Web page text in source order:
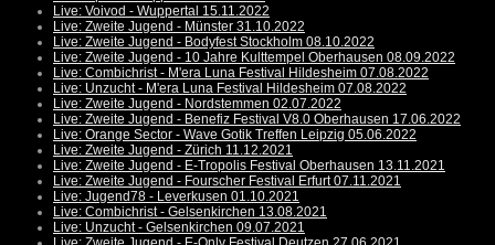
Live: Voivod - Wuppertal 15.11.2022
Live: Zweite Jugend - Münster 31.10.2022
Live: Zweite Jugend - Bodyfest Stockholm 08.10.2022
Live: Zweite Jugend - 10 Jahre Kulttempel Oberhausen 08.09.2022
Live: Combichrist - M'era Luna Festival Hildesheim 07.08.2022
Live: Unzucht - M'era Luna Festival Hildesheim 07.08.2022
Live: Zweite Jugend - Nordstemmen 02.07.2022
Live: Zweite Jugend - Benefiz Festival V8.0 Oberhausen 17.06.2022
Live: Orange Sector - Wave Gotik Treffen Leipzig 05.06.2022
Live: Zweite Jugend - Zürich 11.12.2021
Live: Zweite Jugend - E-Tropolis Festival Oberhausen 13.11.2021
Live: Zweite Jugend - Fourscher Festival Erfurt 07.11.2021
Live: Jugend78 - Leverkusen 01.10.2021
Live: Combichrist - Gelsenkirchen 13.08.2021
Live: Unzucht - Gelsenkirchen 09.07.2021